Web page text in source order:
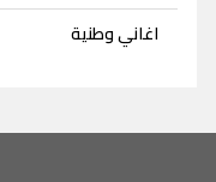
اغاني وطنية